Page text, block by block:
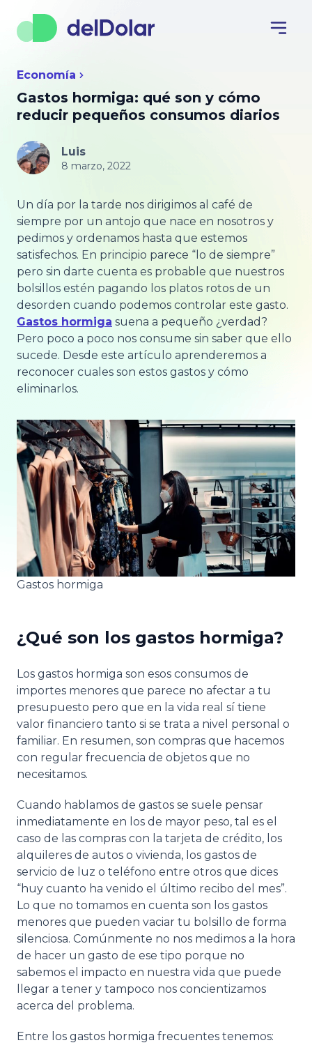
Economía
Gastos hormiga: qué son y cómo
reducir pequeños consumos diarios
Luis
8 marzo, 2022
Un día por la tarde nos dirigimos al café de
siempre por un antojo que nace en nosotros y
pedimos y ordenamos hasta que estemos
satisfechos. En principio parece “lo de siempre”
pero sin darte cuenta es probable que nuestros
bolsillos estén pagando los platos rotos de un
desorden cuando podemos controlar este gasto.
Gastos hormiga suena a pequeño ¿verdad?
Pero poco a poco nos consume sin saber que ello
sucede. Desde este artículo aprenderemos a
reconocer cuales son estos gastos y cómo
eliminarlos.
Gastos hormiga
¿Qué son los gastos hormiga?
Los gastos hormiga son esos consumos de
importes menores que parece no afectar a tu
presupuesto pero que en la vida real sí tiene
valor financiero tanto si se trata a nivel personal o
familiar. En resumen, son compras que hacemos
con regular frecuencia de objetos que no
necesitamos.
Cuando hablamos de gastos se suele pensar
inmediatamente en los de mayor peso, tal es el
caso de las compras con la tarjeta de crédito, los
alquileres de autos o vivienda, los gastos de
servicio de luz o teléfono entre otros que dices
“huy cuanto ha venido el último recibo del mes”.
Lo que no tomamos en cuenta son los gastos
menores que pueden vaciar tu bolsillo de forma
silenciosa. Comúnmente no nos medimos a la hora
de hacer un gasto de ese tipo porque no
sabemos el impacto en nuestra vida que puede
llegar a tener y tampoco nos concientizamos
acerca del problema.
Entre los gastos hormiga frecuentes tenemos: